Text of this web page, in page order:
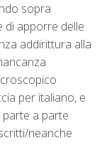
sopra
di apporre delle
addirittura alla
per italiano, e
a parte
neanche